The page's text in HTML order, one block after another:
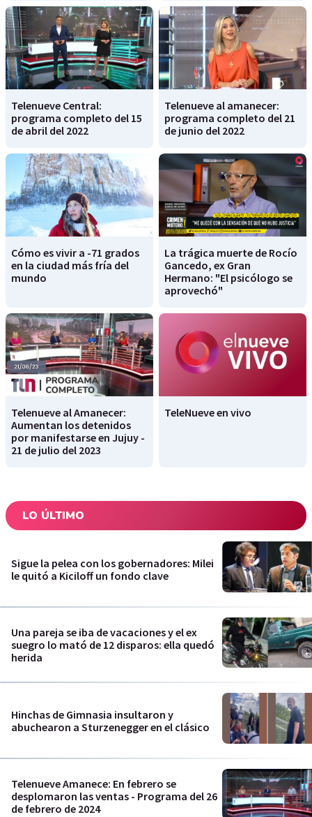
Telenueve Central:
programa completo del 15
de abril del 2022
Telenueve al amanecer:
programa completo del 21
de junio del 2022
Cómo es vivir a -71 grados
en la ciudad más fría del
mundo
La trágica muerte de Rocío
Gancedo, ex Gran
Hermano: "El psicólogo se
aprovechó"
Telenueve al Amanecer:
Aumentan los detenidos
por manifestarse en Jujuy -
21 de julio del 2023
TeleNueve en vivo
LO ÚLTIMO
Sigue la pelea con los gobernadores: Milei
le quitó a Kiciloff un fondo clave
Una pareja se iba de vacaciones y el ex
suegro lo mató de 12 disparos: ella quedó
herida
Hinchas de Gimnasia insultaron y
abuchearon a Sturzenegger en el clásico
Telenueve Amanece: En febrero se
desplomaron las ventas - Programa del 26
de febrero de 2024